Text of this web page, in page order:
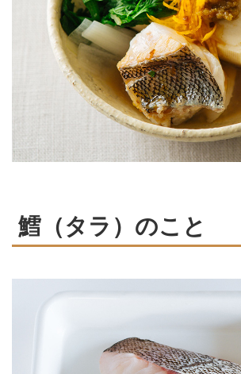
鱈（タラ）のこと